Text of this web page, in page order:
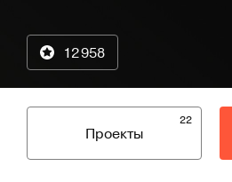
12 958
22
Проекты